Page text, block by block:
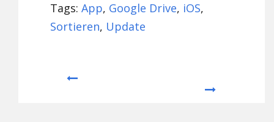
Tags:App, Google Drive, iOS,
Sortieren, Update